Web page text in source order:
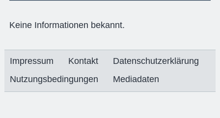
Keine Informationen bekannt.
Impressum Kontakt
Datenschutzerklärung
Nutzungsbedingungen
Mediadaten